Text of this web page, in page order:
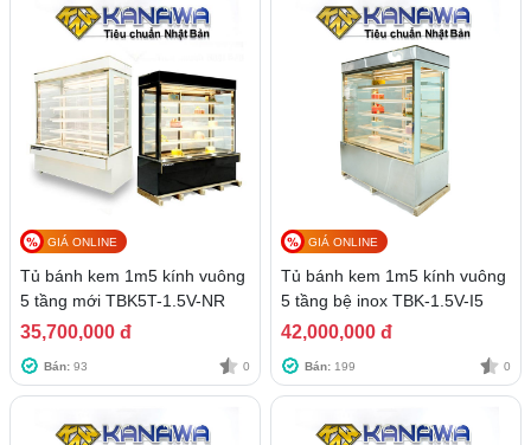
GIÁ ONLINE
Tủ bánh kem 1m5 kính vuông
5 tầng mới TBK5T-1.5V-NR
35,700,000 đ
Bán: 93 0
GIÁ ONLINE
Tủ bánh kem 1m5 kính vuông
5 tầng bệ inox TBK-1.5V-I5
42,000,000 đ
Bán: 199 0